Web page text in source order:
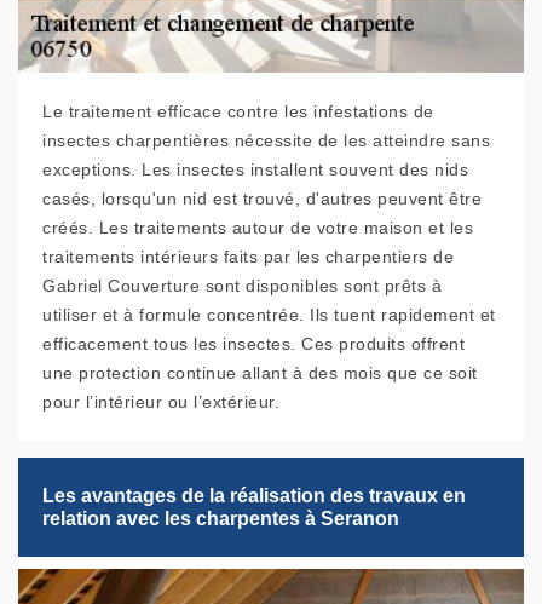
Le traitement efficace contre les infestations de
insectes charpentières nécessite de les atteindre sans
exceptions. Les insectes installent souvent des nids
casés, lorsqu'un nid est trouvé, d'autres peuvent être
créés. Les traitements autour de votre maison et les
traitements intérieurs faits par les charpentiers de
Gabriel Couverture sont disponibles sont prêts à
utiliser et à formule concentrée. Ils tuent rapidement et
efficacement tous les insectes. Ces produits offrent
une protection continue allant à des mois que ce soit
pour l’intérieur ou l’extérieur.
Les avantages de la réalisation des travaux en
relation avec les charpentes à Seranon